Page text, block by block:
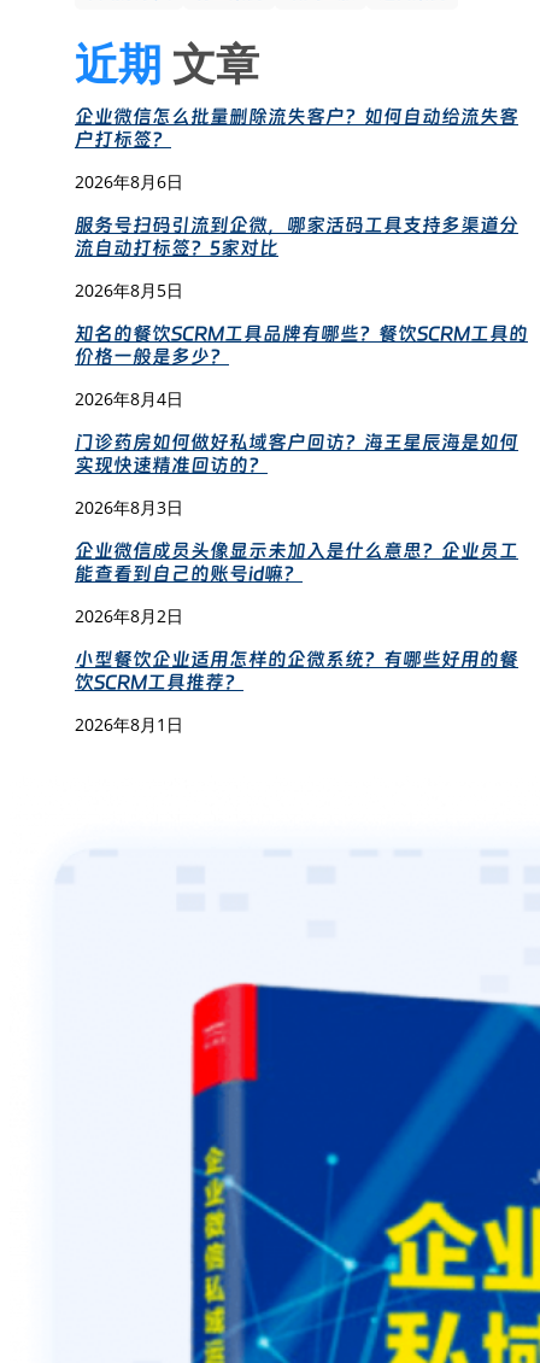
近期 文章
企业微信怎么批量删除流失客户？如何自动给流失客
户打标签？
2026年8月6日
服务号扫码引流到企微，哪家活码工具支持多渠道分
流自动打标签？5家对比
2026年8月5日
知名的餐饮SCRM工具品牌有哪些？餐饮SCRM工具的
价格一般是多少？
2026年8月4日
门诊药房如何做好私域客户回访？海王星辰海是如何
实现快速精准回访的？
2026年8月3日
企业微信成员头像显示未加入是什么意思？企业员工
能查看到自己的账号id嘛？
2026年8月2日
小型餐饮企业适用怎样的企微系统？有哪些好用的餐
饮SCRM工具推荐？
2026年8月1日